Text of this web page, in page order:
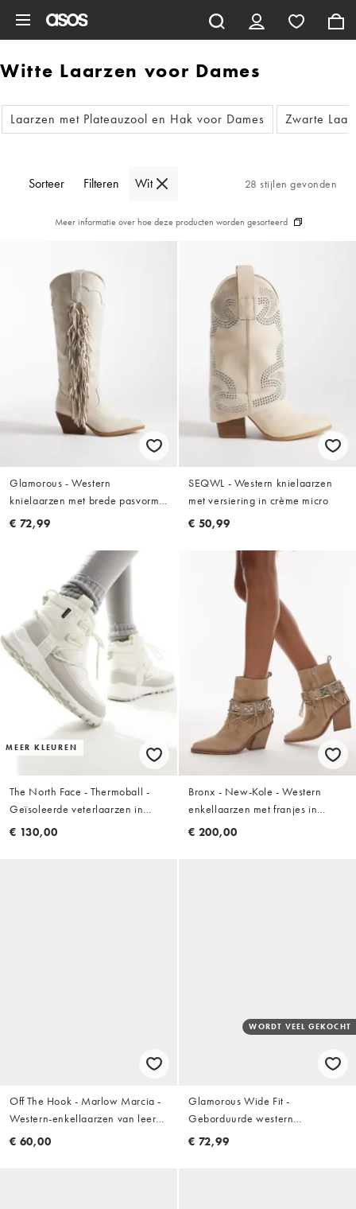
Witte Laarzen voor Dames
Laarzen met Plateauzool en Hak voor Dames Zwarte
Sorteer Filteren Wit 28 stijlen gevonden
Meer informatie over hoe deze producten worden gesorteerd
Glamorous - Western
knielaarzen met brede pasvorm
en franjes van imitatiesuède in
€ 72,99
SEQWL - Western knielaarzen
met versiering in crème micro
€ 50,99
MEER KLEUREN
The North Face - Thermoball -
Geïsoleerde veterlaarzen in
crème en grijs
€ 130,00
Bronx - New-Kole - Western
enkellaarzen met franjes in
lichtbeige suède
€ 200,00
Off The Hook - Marlow Marcia -
Western-enkellaarzen van leer
met blokhak en slangenprint in
€ 60,00
WORDT VEEL GEKOCHT
Glamorous Wide Fit -
Geborduurde western
knielaarzen in crème
€ 72,99